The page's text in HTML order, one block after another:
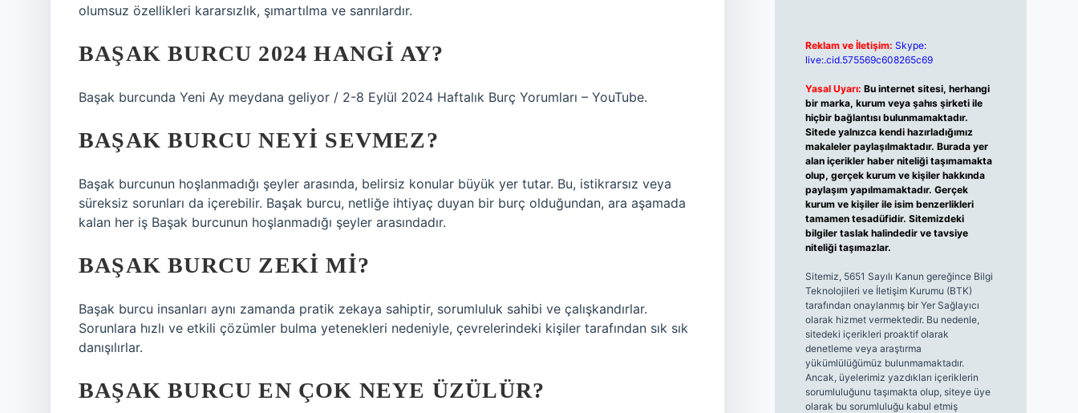
olumsuz özellikleri kararsızlık, şımartılma ve sanrılardır.
BAŞAK BURCU 2024 HANGI AY?
Başak burcunda Yeni Ay meydana geliyor / 2-8 Eylül 2024 Haftalık Burç Yorumları – YouTube.
BAŞAK BURCU NEYI SEVMEZ?
Başak burcunun hoşlanmadığı şeyler arasında, belirsiz konular büyük yer tutar. Bu, istikrarsız veya
süreksiz sorunları da içerebilir. Başak burcu, netliğe ihtiyaç duyan bir burç olduğundan, ara aşamada
kalan her iş Başak burcunun hoşlanmadığı şeyler arasındadır.
BAŞAK BURCU ZEKI MI?
Başak burcu insanları aynı zamanda pratik zekaya sahiptir, sorumluluk sahibi ve çalışkandırlar.
Sorunlara hızlı ve etkili çözümler bulma yetenekleri nedeniyle, çevrelerindeki kişiler tarafından sık sık
danışılırlar.
BAŞAK BURCU EN ÇOK NEYE ÜZÜLÜR?
Reklam ve İletişim: Skype:
live:.cid.575569c608265c69
Yasal Uyarı: Bu internet sitesi, herhangi
bir marka, kurum veya şahıs şirketi ile
hiçbir bağlantısı bulunmamaktadır.
Sitede yalnızca kendi hazırladığımız
makaleler paylaşılmaktadır. Burada yer
alan içerikler haber niteliği taşımamakta
olup, gerçek kurum ve kişiler hakkında
paylaşım yapılmamaktadır. Gerçek
kurum ve kişiler ile isim benzerlikleri
tamamen tesadüfidir. Sitemizdeki
bilgiler taslak halindedir ve tavsiye
niteliği taşımazlar.
Sitemiz, 5651 Sayılı Kanun gereğince Bilgi
Teknolojileri ve İletişim Kurumu (BTK)
tarafından onaylanmış bir Yer Sağlayıcı
olarak hizmet vermektedir. Bu nedenle,
sitedeki içerikleri proaktif olarak
denetleme veya araştırma
yükümlülüğümüz bulunmamaktadır.
Ancak, üyelerimiz yazdıkları içeriklerin
sorumluluğunu taşımakta olup, siteye üye
olarak bu sorumluluğu kabul etmiş